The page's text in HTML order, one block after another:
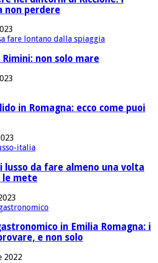
non perdere
Rimini: non solo mare
in Romagna: ecco come puoi
lusso da fare almeno una volta
le mete
in Emilia Romagna: i
e non solo
2022